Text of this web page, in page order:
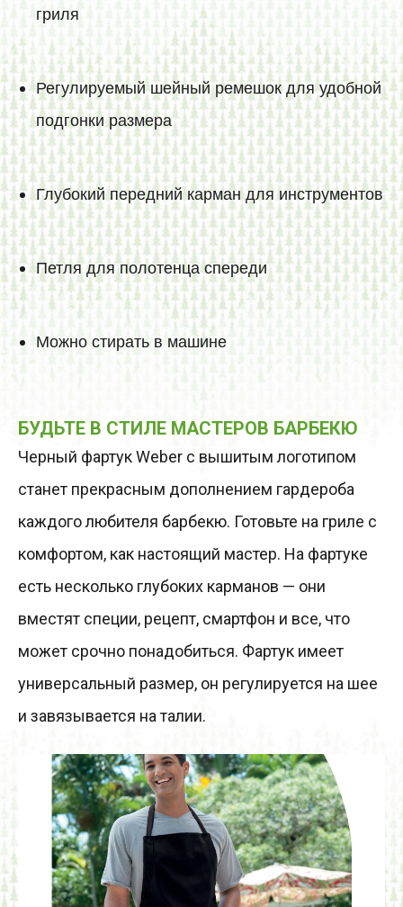
гриля
Регулируемый шейный ремешок для удобной
подгонки размера
Глубокий передний карман для инструментов
Петля для полотенца спереди
Можно стирать в машине
БУДЬТЕ В СТИЛЕ МАСТЕРОВ БАРБЕКЮ
Черный фартук Weber с вышитым логотипом
станет прекрасным дополнением гардероба
каждого любителя барбекю. Готовьте на гриле с
комфортом, как настоящий мастер. На фартуке
есть несколько глубоких карманов — они
вместят специи, рецепт, смартфон и все, что
может срочно понадобиться. Фартук имеет
универсальный размер, он регулируется на шее
и завязывается на талии.